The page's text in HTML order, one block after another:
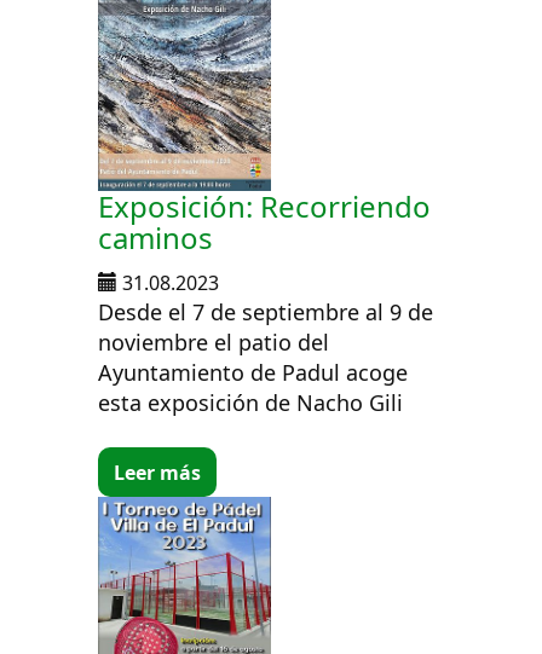
Exposición: Recorriendo
caminos
31.08.2023
Desde el 7 de septiembre al 9 de
noviembre el patio del
Ayuntamiento de Padul acoge
esta exposición de Nacho Gili
Leer más